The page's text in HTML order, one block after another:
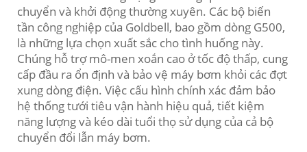
chuyển và khởi động thường xuyên. Các bộ biến
tần công nghiệp của Goldbell, bao gồm dòng G500,
là những lựa chọn xuất sắc cho tình huống này.
Chúng hỗ trợ mô-men xoắn cao ở tốc độ thấp, cung
cấp đầu ra ổn định và bảo vệ máy bơm khỏi các đợt
xung dòng điện. Việc cấu hình chính xác đảm bảo
hệ thống tưới tiêu vận hành hiệu quả, tiết kiệm
năng lượng và kéo dài tuổi thọ sử dụng của cả bộ
chuyển đổi lẫn máy bơm.